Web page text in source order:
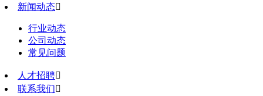
新闻动态
行业动态
公司动态
常见问题
人才招聘
联系我们